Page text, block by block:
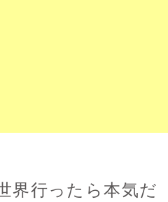
界行ったら本気だ